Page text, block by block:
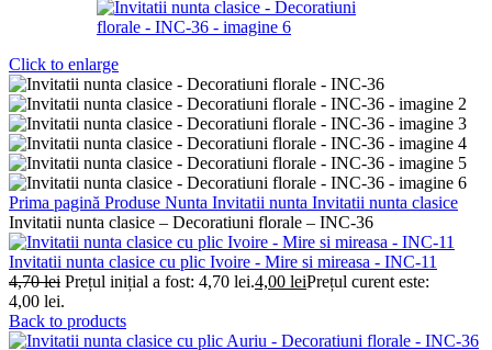
Click to enlarge
Prima pagină Produse Nunta Invitatii nunta Invitatii nunta clasice
Invitatii nunta clasice – Decoratiuni florale – INC-36
Invitatii nunta clasice cu plic Ivoire - Mire si mireasa - INC-11
4,70lei Prețul inițial a fost: 4,70 lei.4,00 leiPrețul curent este:
4,00 lei.
Back to products